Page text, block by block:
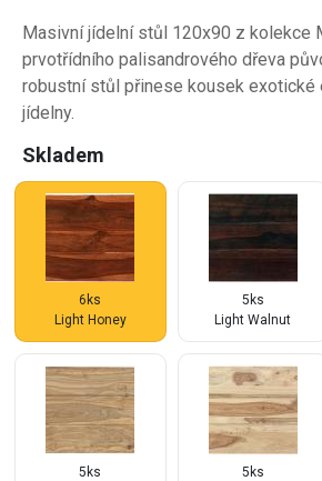
Masivní jídelní stůl 120x90 z kolekce
prvotřídního palisandrového dřeva
robustní stůl přinese kousek exotické
jídelny.
Skladem
6ks
Light Honey
5ks
Light Walnut
5ks
5ks